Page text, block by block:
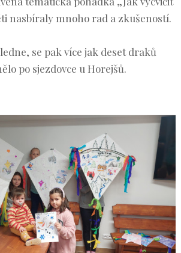
nasbíraly mnoho rad a zkušeností.
se pak více jak deset draků
po sjezdovce u Horejšů.